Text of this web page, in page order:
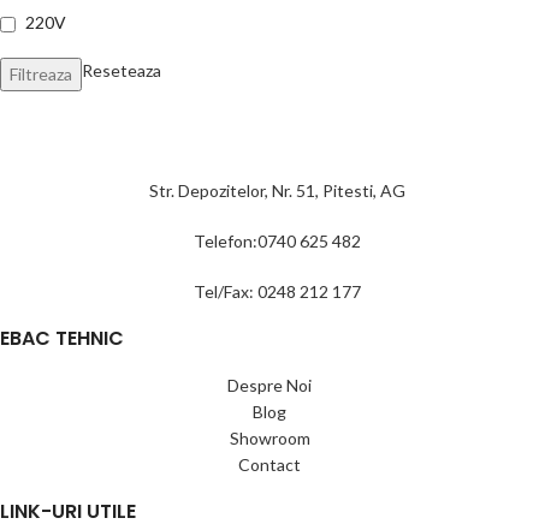
220V
Filtreaza Reseteaza
Str. Depozitelor, Nr. 51, Pitesti, AG
Telefon:0740 625 482
Tel/Fax: 0248 212 177
EBAC TEHNIC
Despre Noi
Blog
Showroom
Contact
LINK-URI UTILE